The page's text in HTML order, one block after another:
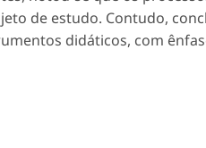
de estudo. Contudo,
didáticos, com